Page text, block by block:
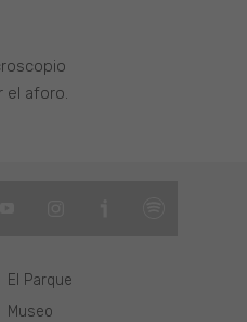
el aforo.
El Parque
Museo